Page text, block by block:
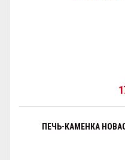
ПЕЧЬ-КАМЕНКА